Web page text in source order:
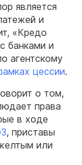
является
и
«Кредо
банками и
агентскому
цессии.
о том,
права
в ходе
, приставы
или